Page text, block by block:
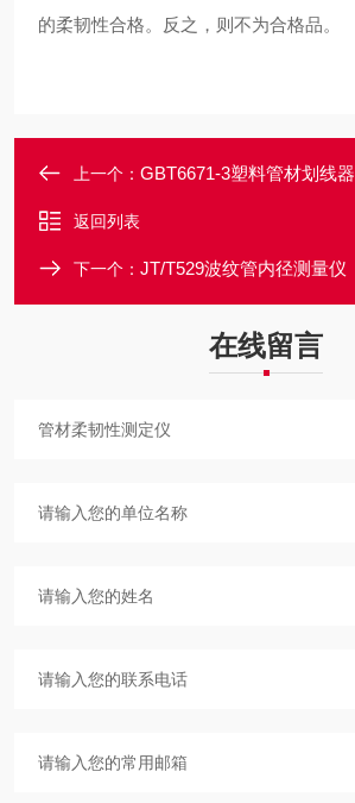
的柔韧性合格。反之，则不为合格品。
上一个： GBT6671-3塑料管材划线器
返回列表
下一个： JT/T529波纹管内径测量仪
在线留言